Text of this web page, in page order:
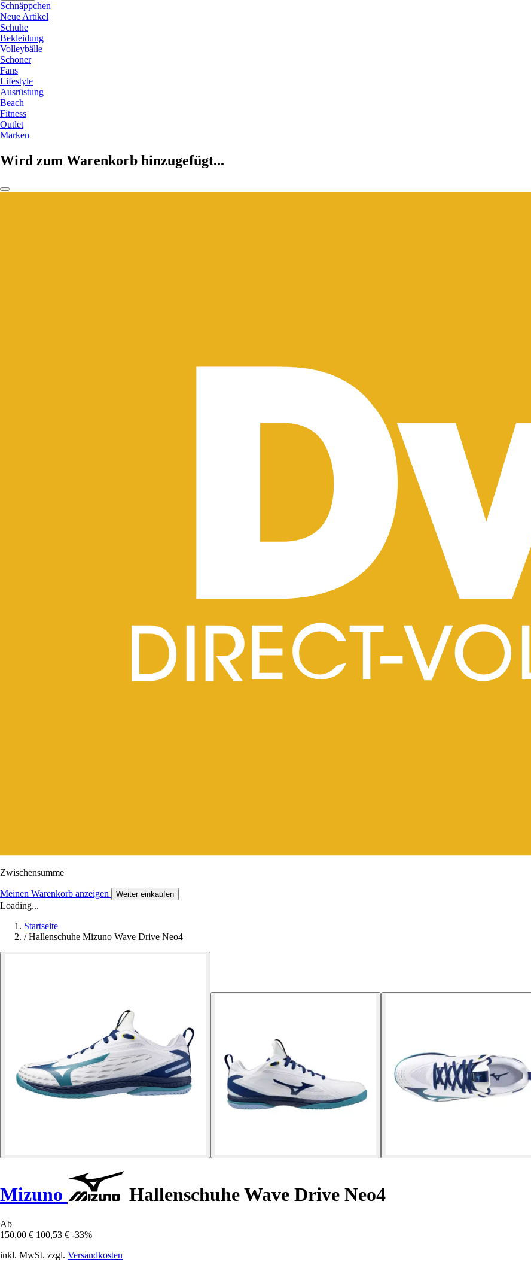
Schnäppchen
Neue Artikel
Schuhe
Bekleidung
Volleybälle
Schoner
Fans
Lifestyle
Ausrüstung
Beach
Fitness
Outlet
Marken
Wird zum Warenkorb hinzugefügt...
Zwischensumme
Meinen Warenkorb anzeigen Weiter einkaufen
Loading...
Startseite
/ Hallenschuhe Mizuno Wave Drive Neo4
Mizuno Hallenschuhe Wave Drive Neo4
Ab
150,00 € 100,53 € -33%
inkl. MwSt. zzgl. Versandkosten